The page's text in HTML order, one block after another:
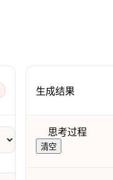
生成结果
思考过程
清空